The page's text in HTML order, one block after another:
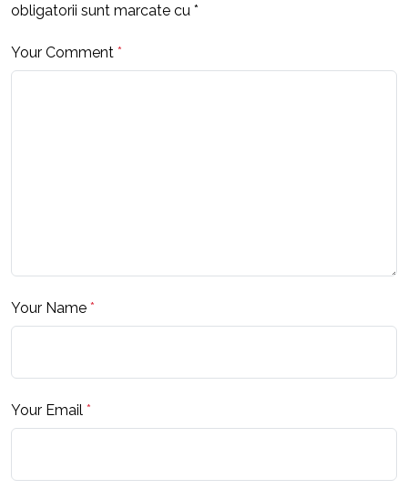
obligatorii sunt marcate cu *
Your Comment *
Your Name *
Your Email *